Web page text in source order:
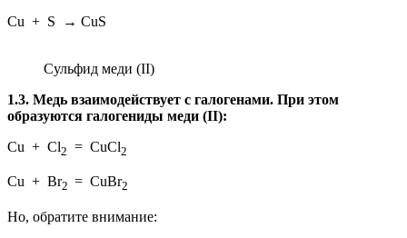
Cu + S → CuS
Сульфид меди (II)
1.3. Медь взаимодействует с галогенами. При этом
образуются галогениды меди (II):
Cu + Cl2 = CuCl2
Сu + Br2 = CuBr2
Но, обратите внимание: